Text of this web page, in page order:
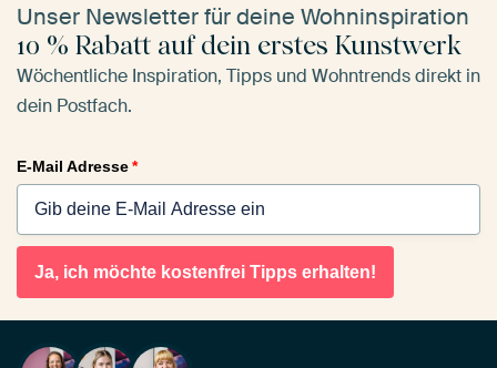
Unser Newsletter für deine Wohninspiration
10 % Rabatt auf dein erstes Kunstwerk
Wöchentliche Inspiration, Tipps und Wohntrends direkt in
dein Postfach.
E-Mail Adresse*
Ja, ich möchte kostenfrei Tipps erhalten!